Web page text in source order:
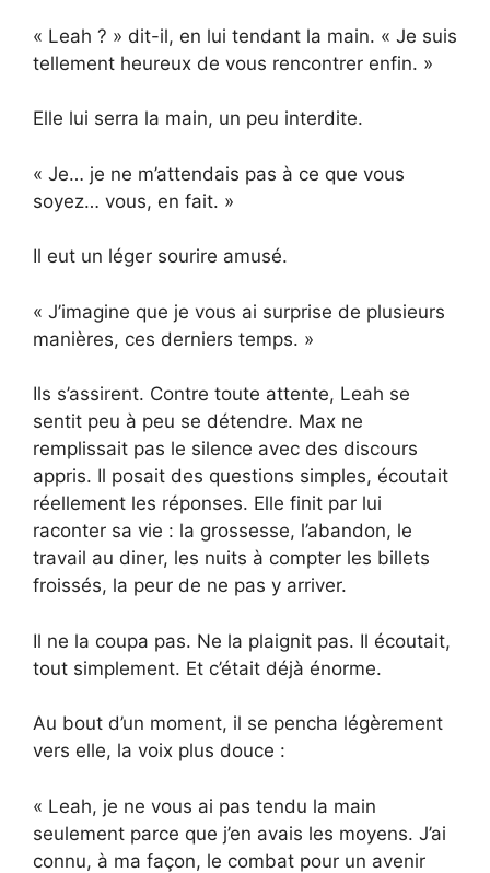
« Leah ? » dit-il, en lui tendant la main. « Je suis
tellement heureux de vous rencontrer enfin. »
Elle lui serra la main, un peu interdite.
« Je… je ne m’attendais pas à ce que vous
soyez… vous, en fait. »
Il eut un léger sourire amusé.
« J’imagine que je vous ai surprise de plusieurs
manières, ces derniers temps. »
Ils s’assirent. Contre toute attente, Leah se
sentit peu à peu se détendre. Max ne
remplissait pas le silence avec des discours
appris. Il posait des questions simples, écoutait
réellement les réponses. Elle finit par lui
raconter sa vie : la grossesse, l’abandon, le
travail au diner, les nuits à compter les billets
froissés, la peur de ne pas y arriver.
Il ne la coupa pas. Ne la plaignit pas. Il écoutait,
tout simplement. Et c’était déjà énorme.
Au bout d’un moment, il se pencha légèrement
vers elle, la voix plus douce :
« Leah, je ne vous ai pas tendu la main
seulement parce que j’en avais les moyens. J’ai
connu, à ma façon, le combat pour un avenir